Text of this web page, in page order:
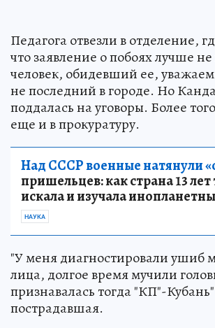
Педагога отвезли в отделение,
что заявление о побоях лучше
человек, обидевший ее,
не последний в городе. Но
поддалась на уговоры. Более
еще и в прокуратуру.
Над СССР военные натянули
пришельцев: как страна 13
искала и изучала
НАУКА
"У меня диагностировали ушиб
лица, долгое время мучили
признавалась тогда "КП"-Кубань"
пострадавшая.